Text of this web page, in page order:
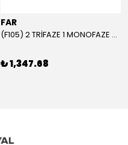
FAR
(F105) 2 TRİFAZE 1 MONOFAZE GRUP PRİZ
₺ 1,347.68